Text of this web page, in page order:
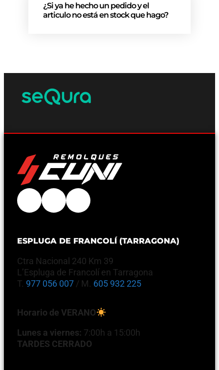
¿Si ya he hecho un pedido y el
articulo no está en stock que hago?
ESPLUGA DE FRANCOLÍ (TARRAGONA)
Ctra Nacional 240 Km 39
L’Espluga de Francolí en Tarragona
T. 977 056 007 / M. 605 932 225
Horario de VERANO
Lunes a viernes: 7:00h a 15:00h
TARDES CERRADO